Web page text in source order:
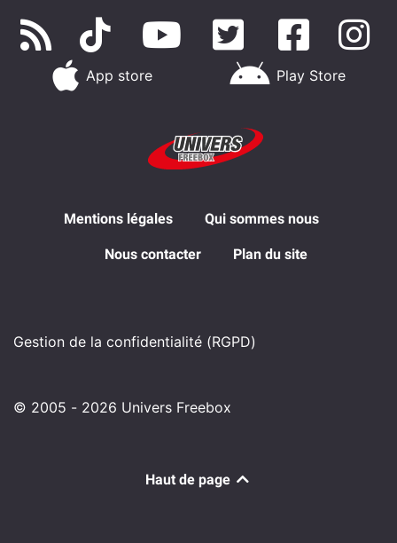
App store Play Store
Mentions légales Qui sommes nous
Nous contacter Plan du site
Gestion de la confidentialité (RGPD)
© 2005 - 2026 Univers Freebox
Haut de page